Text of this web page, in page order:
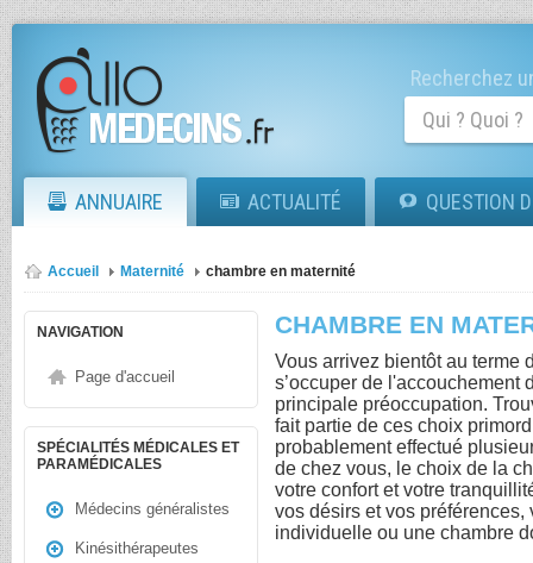
Recherchez
ANNUAIRE ACTUALITÉ QUESTION
Accueil Maternité chambre en maternité
NAVIGATION
Page d'accueil
SPÉCIALITÉS MÉDICALES ET
PARAMÉDICALES
Médecins généralistes
Kinésithérapeutes
CHAMBRE EN
Vous arrivez bientôt au terme
s’occuper de l'accouchement
principale préoccupation.
fait partie de ces choix
probablement effectué
de chez vous, le choix de la
votre confort et votre
vos désirs et vos
individuelle ou une chambre